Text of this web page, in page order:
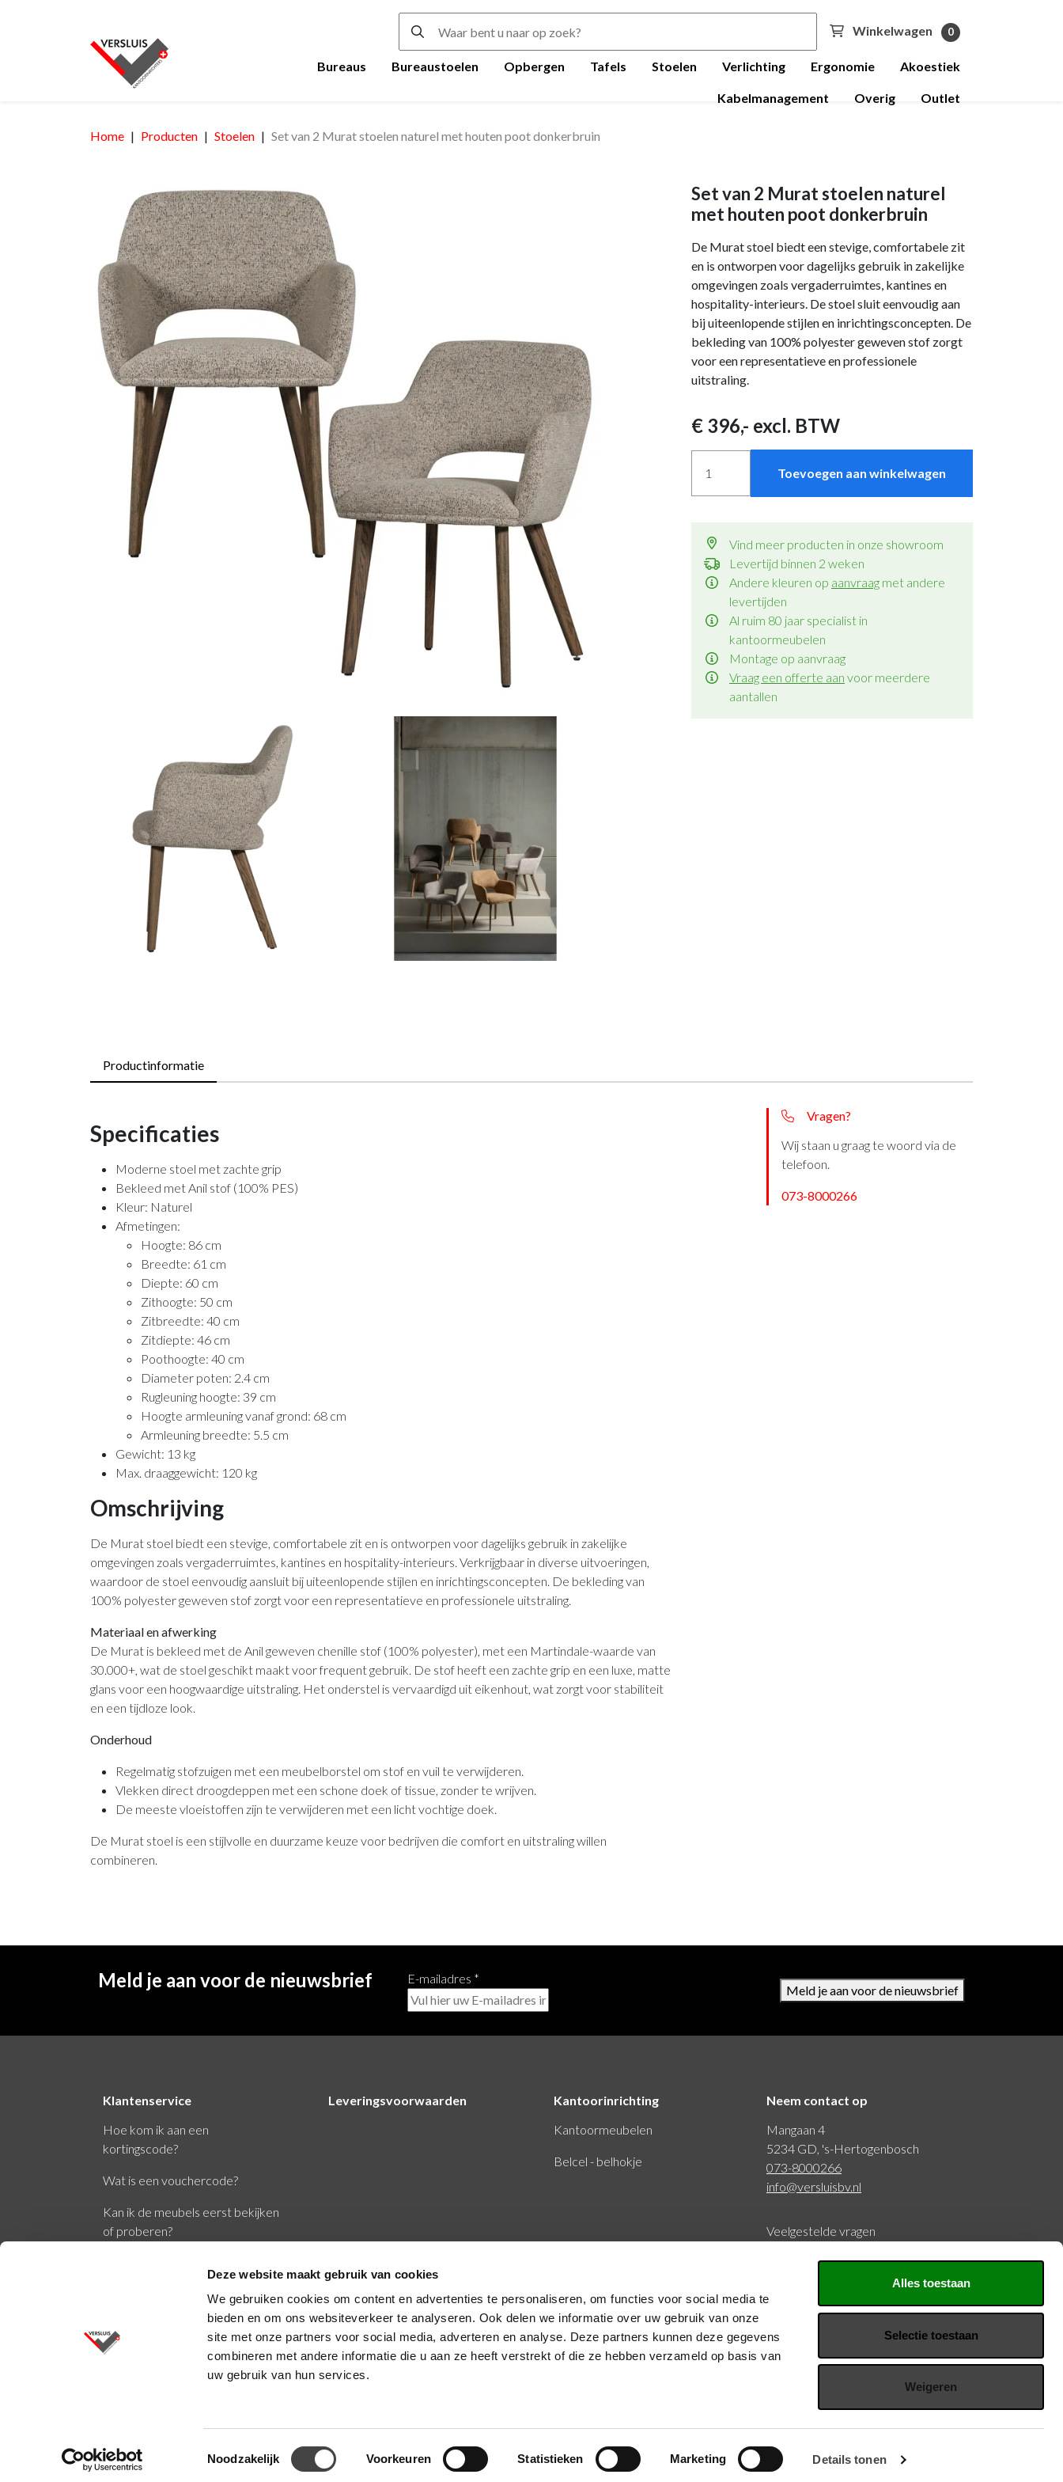
Deze website maakt gebruik van cookies
We gebruiken cookies om content en advertenties te personaliseren, om functies voor social media te
bieden en om ons websiteverkeer te analyseren. Ook delen we informatie over uw gebruik van onze
site met onze partners voor social media, adverteren en analyse. Deze partners kunnen deze gegevens
combineren met andere informatie die u aan ze heeft verstrekt of die ze hebben verzameld op basis van
uw gebruik van hun services.
Toestemmingsselectie
Noodzakelijk Voorkeuren Statistieken Marketing Details tonen
Alles toestaan
Selectie toestaan
Weigeren
Winkelwagen 0
Bureaus Bureaustoelen Opbergen Tafels Stoelen Verlichting Ergonomie Akoestiek
Kabelmanagement Overig Outlet
Home Producten Stoelen Set van 2 Murat stoelen naturel met houten poot donkerbruin
Set van 2 Murat stoelen naturel
met houten poot donkerbruin
De Murat stoel biedt een stevige, comfortabele zit
en is ontworpen voor dagelijks gebruik in zakelijke
omgevingen zoals vergaderruimtes, kantines en
hospitality-interieurs. De stoel sluit eenvoudig aan
bij uiteenlopende stijlen en inrichtingsconcepten. De
bekleding van 100% polyester geweven stof zorgt
voor een representatieve en professionele
uitstraling.
€ 396,- excl. BTW
Toevoegen aan winkelwagen
Vind meer producten in onze showroom
Levertijd binnen 2 weken
Andere kleuren op aanvraag met andere
levertijden
Al ruim 80 jaar specialist in
kantoormeubelen
Montage op aanvraag
Vraag een offerte aan voor meerdere
aantallen
Productinformatie
Specificaties
Moderne stoel met zachte grip
Bekleed met Anil stof (100% PES)
Kleur: Naturel
Afmetingen:
Hoogte: 86 cm
Breedte: 61 cm
Diepte: 60 cm
Zithoogte: 50 cm
Zitbreedte: 40 cm
Zitdiepte: 46 cm
Poothoogte: 40 cm
Diameter poten: 2.4 cm
Rugleuning hoogte: 39 cm
Hoogte armleuning vanaf grond: 68 cm
Armleuning breedte: 5.5 cm
Gewicht: 13 kg
Max. draaggewicht: 120 kg
Omschrijving
De Murat stoel biedt een stevige, comfortabele zit en is ontworpen voor dagelijks gebruik in zakelijke
omgevingen zoals vergaderruimtes, kantines en hospitality-interieurs. Verkrijgbaar in diverse uitvoeringen,
waardoor de stoel eenvoudig aansluit bij uiteenlopende stijlen en inrichtingsconcepten. De bekleding van
100% polyester geweven stof zorgt voor een representatieve en professionele uitstraling.
Materiaal en afwerking
De Murat is bekleed met de Anil geweven chenille stof (100% polyester), met een Martindale-waarde van
30.000+, wat de stoel geschikt maakt voor frequent gebruik. De stof heeft een zachte grip en een luxe, matte
glans voor een hoogwaardige uitstraling. Het onderstel is vervaardigd uit eikenhout, wat zorgt voor stabiliteit
en een tijdloze look.
Onderhoud
Regelmatig stofzuigen met een meubelborstel om stof en vuil te verwijderen.
Vlekken direct droogdeppen met een schone doek of tissue, zonder te wrijven.
De meeste vloeistoffen zijn te verwijderen met een licht vochtige doek.
De Murat stoel is een stijlvolle en duurzame keuze voor bedrijven die comfort en uitstraling willen
combineren.
Vragen?
Wij staan u graag te woord via de
telefoon.
073-8000266
Meld je aan voor de nieuwsbrief E-mailadres *
Meld je aan voor de nieuwsbrief
Klantenservice
Hoe kom ik aan een
kortingscode?
Wat is een vouchercode?
Kan ik de meubels eerst bekijken
of proberen?
Leveringsvoorwaarden
Kantoorinrichting
Kantoormeubelen
Belcel - belhokje
Neem contact op
Mangaan 4
5234 GD, 's-Hertogenbosch
073-8000266
info@versluisbv.nl
Veelgestelde vragen
KVK: 20126429
Volg ons